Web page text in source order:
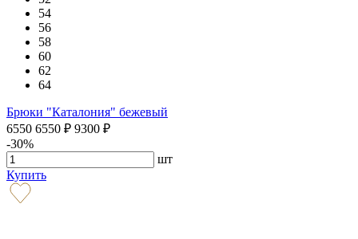
54
56
58
60
62
64
Брюки "Каталония" бежевый
6550 6550 ₽ 9300 ₽
-30%
шт
Купить